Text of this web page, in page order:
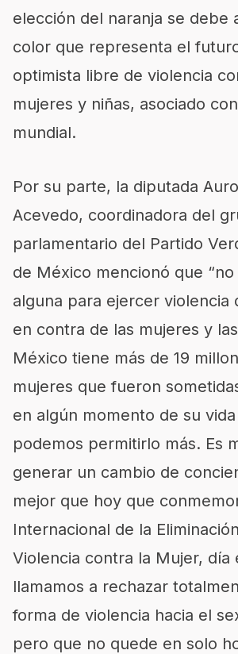
elección del naranja se debe
color que representa el
optimista libre de violencia
mujeres y niñas, asociado
mundial.
Por su parte, la diputada
Acevedo, coordinadora del
parlamentario del Partido
de México mencionó que
alguna para ejercer violencia
en contra de las mujeres y
México tiene más de 19
mujeres que fueron
en algún momento de su
podemos permitirlo más. Es
generar un cambio de
mejor que hoy que
Internacional de la
Violencia contra la Mujer, día
llamamos a rechazar
forma de violencia hacia el
pero que no quede en solo